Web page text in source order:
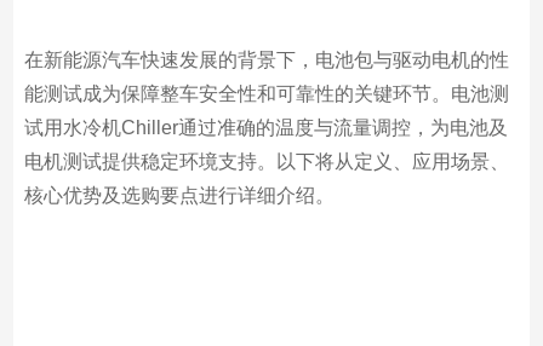
在新能源汽车快速发展的背景下，电池包与驱动电机的性
能测试成为保障整车安全性和可靠性的关键环节。电池测
试用水冷机Chiller通过准确的温度与流量调控，为电池及
电机测试提供稳定环境支持。以下将从定义、应用场景、
核心优势及选购要点进行详细介绍。